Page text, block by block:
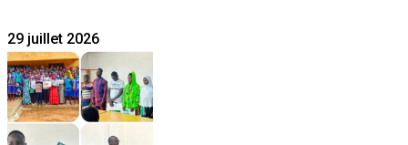
29 juillet 2026